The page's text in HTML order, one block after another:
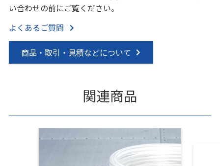
い合わせの前にご覧ください。
よくあるご質問
商品・取引・見積などについて
関連商品